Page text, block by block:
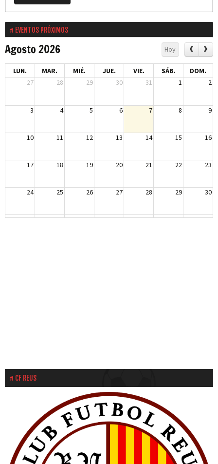
EVENTOS PRÓXIMOS
Agosto 2026 Hoy
LUN. MAR. MIÉ. JUE. VIE. SÁB.
DOM.
27
28 29 30 31 1 2
3 4 5 6 7 8 9
10 11 12 13 14 15 16
17 18 19 20 21 22 23
24 25 26 27 28 29 30
31 1 2 3 4 5 6
CF REUS